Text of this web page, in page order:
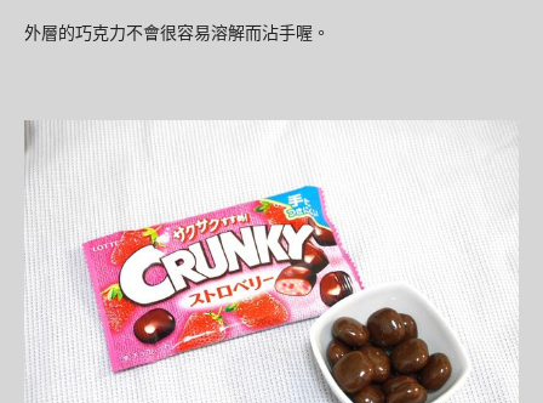
外層的巧克力不會很容易溶解而沾手喔。